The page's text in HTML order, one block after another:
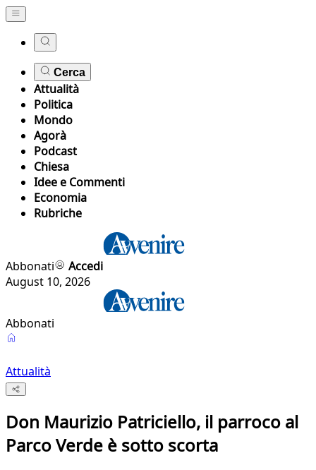
Cerca
Attualità
Politica
Mondo
Agorà
Podcast
Chiesa
Idee e Commenti
Economia
Rubriche
Abbonati
Accedi
August 10, 2026
Abbonati
Attualità
Don Maurizio Patriciello, il parroco al
Parco Verde è sotto scorta